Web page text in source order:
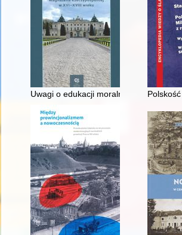
Uwagi o edukacji moralnej synów